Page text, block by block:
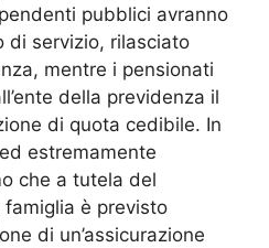
pubblici avranno
di servizio, rilasciato
mentre i pensionati
della previdenza il
di quota cedibile. In
estremamente
che a tutela del
è previsto
di un’assicurazione